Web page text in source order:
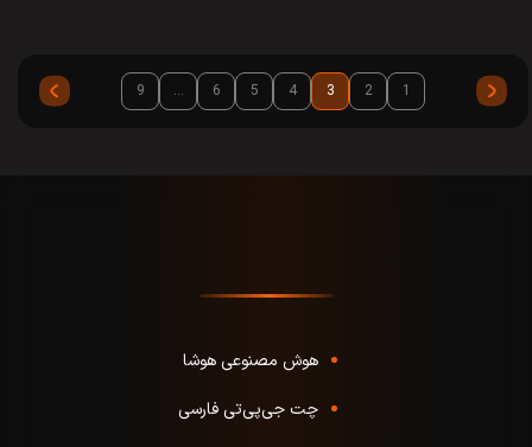
1
2
3
4
5
6
…
9
هوش مصنوعی هوشا
چت جی‌پی‌تی فارسی